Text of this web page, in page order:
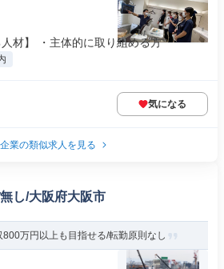
材】 ・主体的に取り組める方
気になる
業の類似求人を見る
し/大阪府大阪市
万円以上も目指せる/転勤原則なし